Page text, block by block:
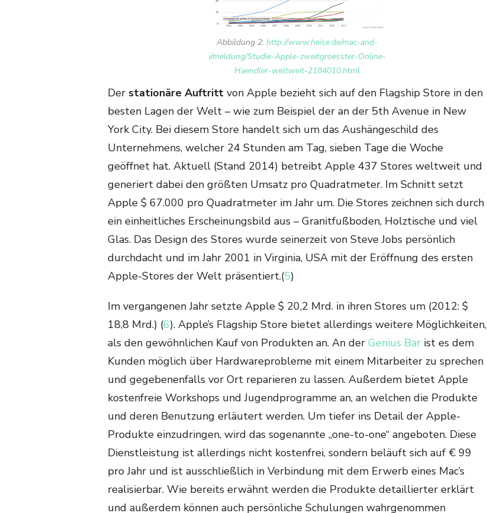
Abbildung 2: http://www.heise.de/mac-and-
i/meldung/Studie-Apple-zweitgroesster-Online-
Haendler-weltweit-2184010.html
Der stationäre Auftritt von Apple bezieht sich auf den Flagship Store in den
besten Lagen der Welt – wie zum Beispiel der an der 5th Avenue in New
York City. Bei diesem Store handelt sich um das Aushängeschild des
Unternehmens, welcher 24 Stunden am Tag, sieben Tage die Woche
geöffnet hat. Aktuell (Stand 2014) betreibt Apple 437 Stores weltweit und
generiert dabei den größten Umsatz pro Quadratmeter. Im Schnitt setzt
Apple $ 67.000 pro Quadratmeter im Jahr um. Die Stores zeichnen sich durch
ein einheitliches Erscheinungsbild aus – Granitfußboden, Holztische und viel
Glas. Das Design des Stores wurde seinerzeit von Steve Jobs persönlich
durchdacht und im Jahr 2001 in Virginia, USA mit der Eröffnung des ersten
Apple-Stores der Welt präsentiert.(5)
Im vergangenen Jahr setzte Apple $ 20,2 Mrd. in ihren Stores um (2012: $
18,8 Mrd.) (6). Apple’s Flagship Store bietet allerdings weitere Möglichkeiten,
als den gewöhnlichen Kauf von Produkten an. An der Genius Bar ist es dem
Kunden möglich über Hardwareprobleme mit einem Mitarbeiter zu sprechen
und gegebenenfalls vor Ort reparieren zu lassen. Außerdem bietet Apple
kostenfreie Workshops und Jugendprogramme an, an welchen die Produkte
und deren Benutzung erläutert werden. Um tiefer ins Detail der Apple-
Produkte einzudringen, wird das sogenannte „one-to-one“ angeboten. Diese
Dienstleistung ist allerdings nicht kostenfrei, sondern beläuft sich auf € 99
pro Jahr und ist ausschließlich in Verbindung mit dem Erwerb eines Mac’s
realisierbar. Wie bereits erwähnt werden die Produkte detaillierter erklärt
und außerdem können auch persönliche Schulungen wahrgenommen